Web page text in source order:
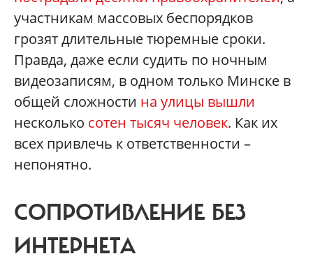
участникам массовых беспорядков
грозят длительные тюремные сроки.
Правда, даже если судить по ночным
видеозаписям, в одном только Минске в
общей сложности на улицы вышли
несколько сотен тысяч человек. Как их
всех привлечь к ответственности –
непонятно.
СОПРОТИВЛЕНИЕ БЕЗ
ИНТЕРНЕТА